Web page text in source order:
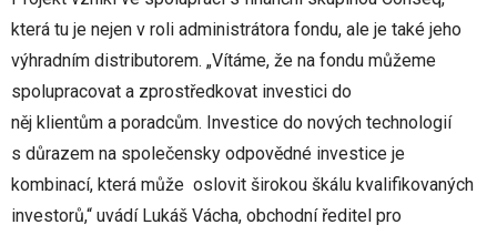
která tu je nejen v roli administrátora fondu, ale je také jeho
výhradním distributorem. „Vítáme, že na fondu můžeme
spolupracovat a zprostředkovat investici do
něj klientům a poradcům. Investice do nových technologií
s důrazem na společensky odpovědné investice je
kombinací, která může oslovit širokou škálu kvalifikovaných
investorů,“ uvádí Lukáš Vácha, obchodní ředitel pro